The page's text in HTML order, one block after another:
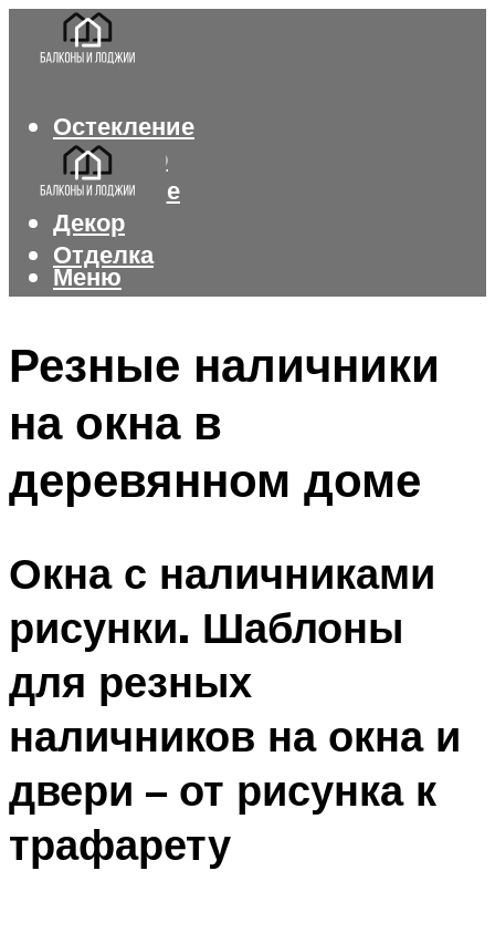
Остекление
Интерьер
Утепление
Декор
Отделка
Меню
Резные наличники
на окна в
деревянном доме
Окна с наличниками
рисунки. Шаблоны
для резных
наличников на окна и
двери – от рисунка к
трафарету